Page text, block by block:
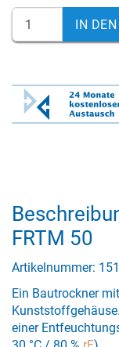
IN
FRTM 50
Artikelnummer:
Ein Bautrockner
einer